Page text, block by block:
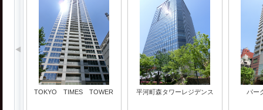
TOKYO TIMES TOWER 平河町森タワーレジデンス パー